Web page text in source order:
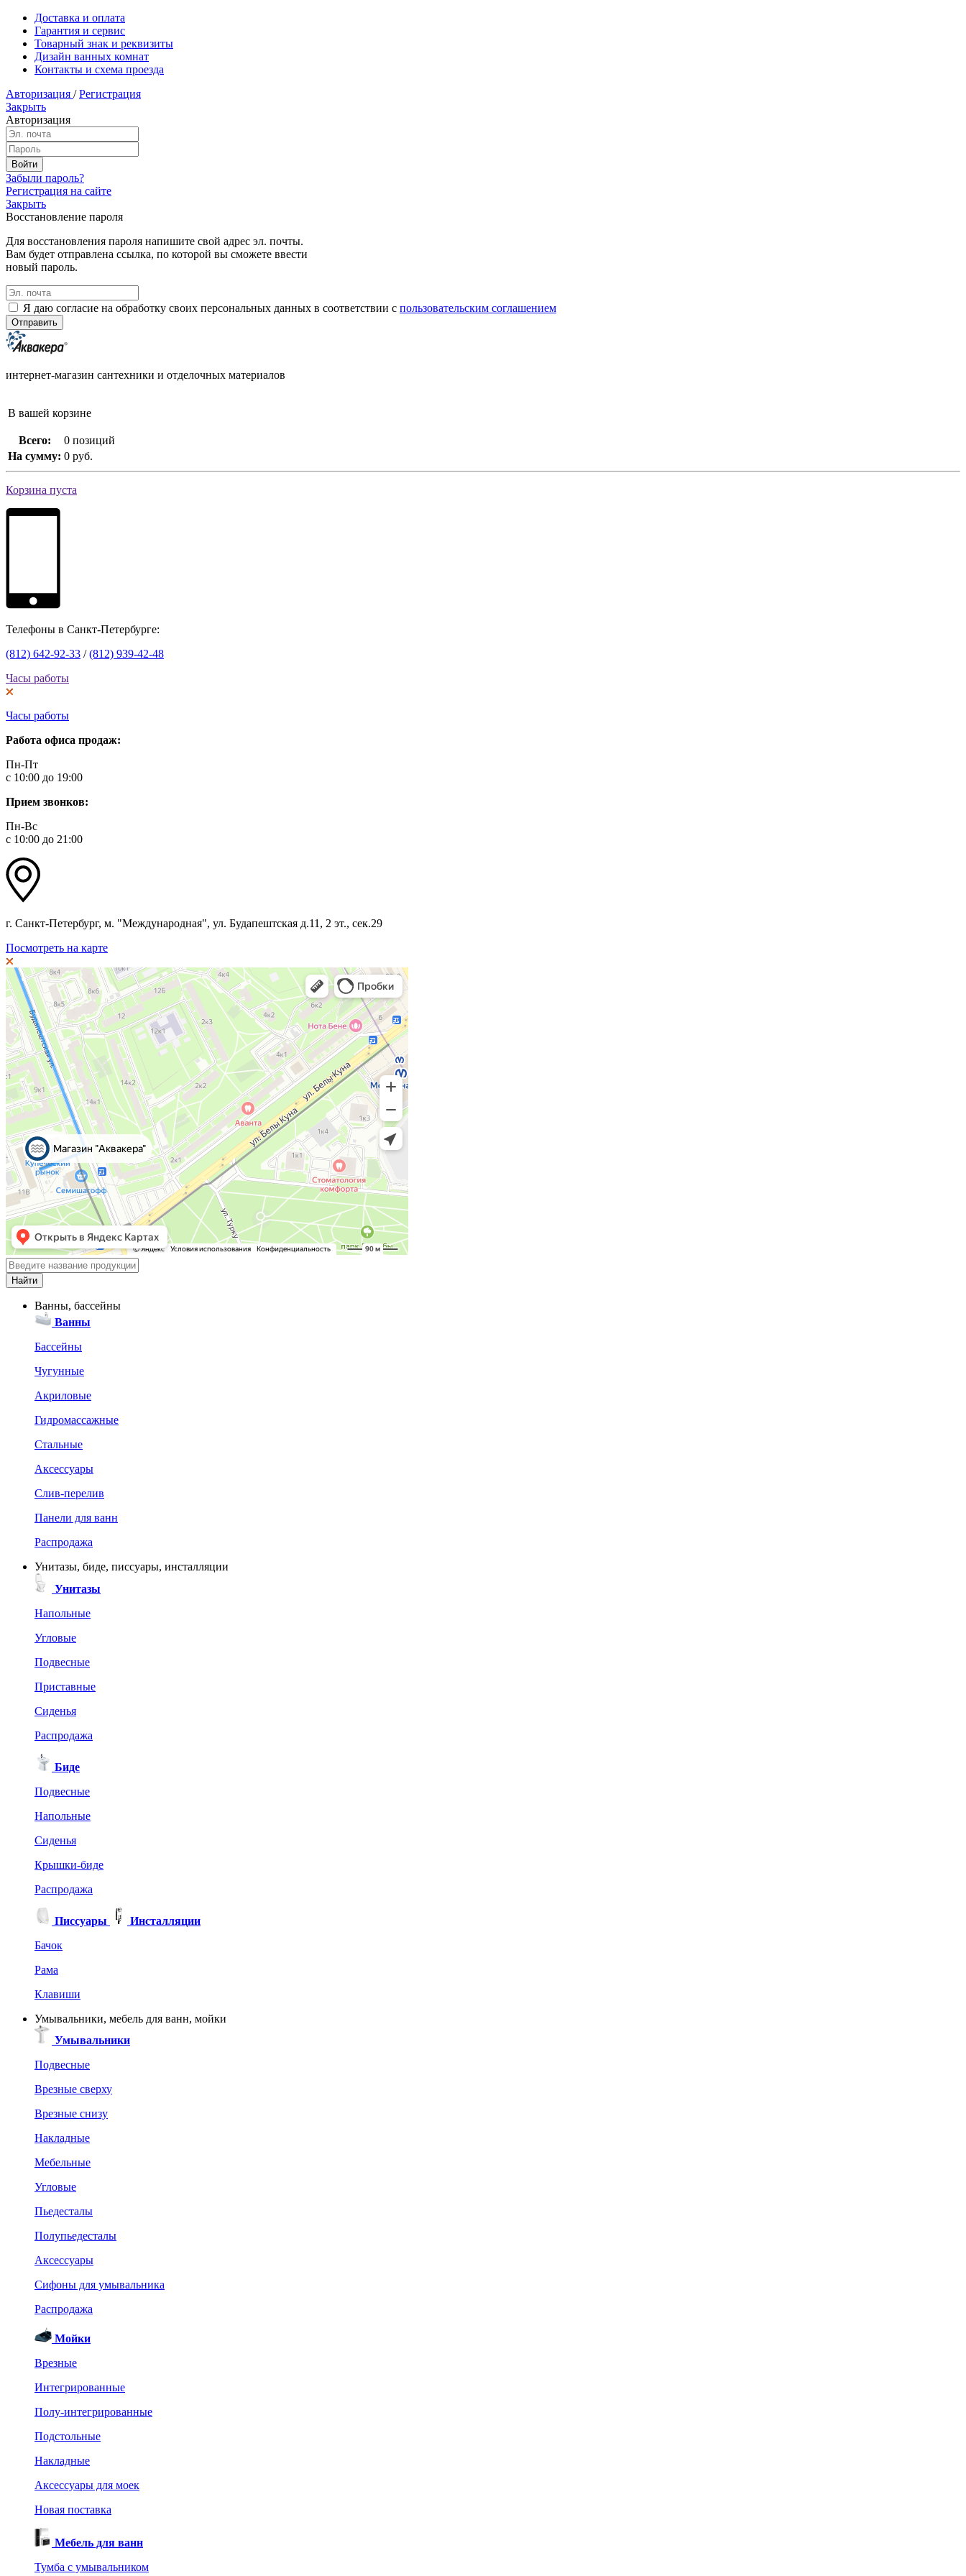
Доставка и оплата
Гарантия и сервис
Товарный знак и реквизиты
Дизайн ванных комнат
Контакты и схема проезда
Авторизация / Регистрация
Закрыть
Авторизация
Забыли пароль?
Регистрация на сайте
Закрыть
Восстановление пароля
Для восстановления пароля напишите свой адрес эл. почты.
Вам будет отправлена ссылка, по которой вы сможете ввести
новый пароль.
Я даю согласие на обработку своих персональных данных в соответствии с пользовательским соглашением
интернет-магазин сантехники и отделочных материалов
В вашей корзине
Всего:
0 позиций
На сумму: 0 руб.
Корзина пуста
Телефоны в Санкт-Петербурге:
(812) 642-92-33 /(812) 939-42-48
Часы работы
Часы работы
Работа офиса продаж:
Пн-Пт
с 10:00 до 19:00
Прием звонков:
Пн-Вс
с 10:00 до 21:00
г. Санкт-Петербург, м. "Международная", ул. Будапештская д.11, 2 эт., сек.29
Посмотреть на карте
Ванны, бассейны
Ванны
Бассейны
Чугунные
Акриловые
Гидромассажные
Стальные
Аксессуары
Слив-перелив
Панели для ванн
Распродажа
Унитазы, биде, писсуары, инсталляции
Унитазы
Напольные
Угловые
Подвесные
Приставные
Сиденья
Распродажа
Биде
Подвесные
Напольные
Сиденья
Крышки-биде
Распродажа
Писсуары
Инсталляции
Бачок
Рама
Клавиши
Умывальники, мебель для ванн, мойки
Умывальники
Подвесные
Врезные сверху
Врезные снизу
Накладные
Мебельные
Угловые
Пьедесталы
Полупьедесталы
Аксессуары
Сифоны для умывальника
Распродажа
Мойки
Врезные
Интегрированные
Полу-интегрированные
Подстольные
Накладные
Аксессуары для моек
Новая поставка
Мебель для ванн
Тумба с умывальником